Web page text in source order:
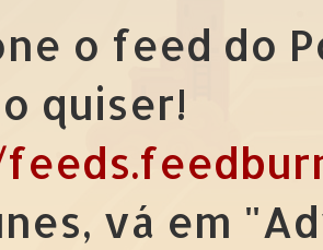
o feed do
quiser!
vá em